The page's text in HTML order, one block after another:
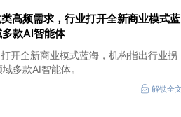
高频需求，行业打开全新商业模式蓝
款AI智能体
开全新商业模式蓝海，机构指出行业拐
多款AI智能体。
解锁全文